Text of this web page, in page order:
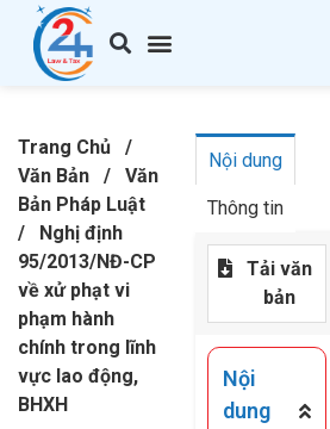
Trang Chủ
/
Văn Bản
/
Văn
Bản Pháp Luật
/
Nghị định
95/2013/NĐ-CP
về xử phạt vi
phạm hành
chính trong lĩnh
vực lao động,
BHXH
Nội dung
Thông tin
Tải văn
bản
Nội
dung